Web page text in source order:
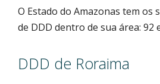
O Estado do Amazonas tem os
de DDD dentro de sua área: 92
DDD de Roraima